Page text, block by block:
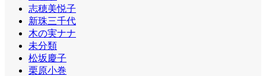
志穂美悦子
新珠三千代
木の実ナナ
未分類
松坂慶子
栗原小巻